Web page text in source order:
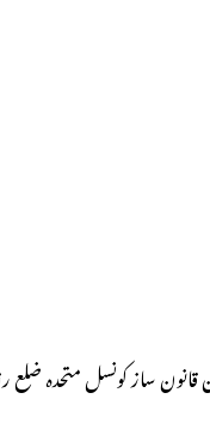
ساز کونسل متحدہ